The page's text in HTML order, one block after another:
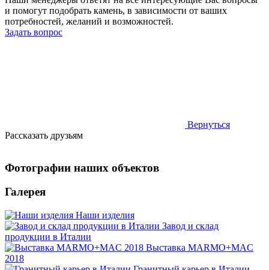
и помогут подобрать камень, в зависимости от ваших
потребностей, желаний и возможностей.
Задать вопрос
Вернуться
Рассказать друзьям
Фотографии наших объектов
Галерея
Наши изделия
Завод и склад
продукции в Италии
Выставка MARMO+MAC
2018